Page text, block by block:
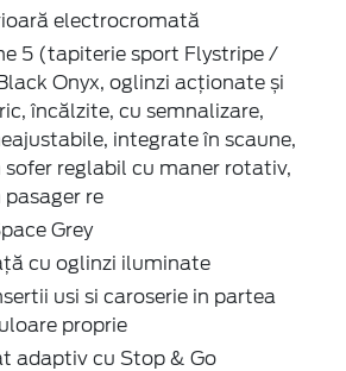
electrocromată
5 (tapiterie sport Flystripe /
Onyx, oglinzi acționate și
încălzite, cu semnalizare,
integrate în scaune,
sofer reglabil cu maner rotativ,
re
Grey
cu oglinzi iluminate
usi si caroserie in partea
proprie
adaptiv cu Stop & Go